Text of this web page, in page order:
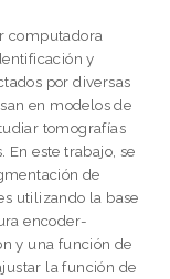
computadora
y
por diversas
en modelos de
tomografías
En este trabajo, se
de
utilizando la base
encoder-
y una función de
la función de